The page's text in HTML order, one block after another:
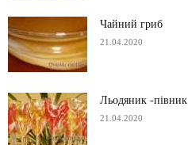
Чайний гриб
21.04.2020
Льодяник -півник
21.04.2020